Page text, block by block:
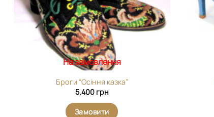
На замовлення
Броги “Осіння казка”
5,400 грн
Замовити